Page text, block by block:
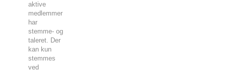
aktive
medlemmer
har
stemme- og
taleret. Der
kan kun
stemmes
ved